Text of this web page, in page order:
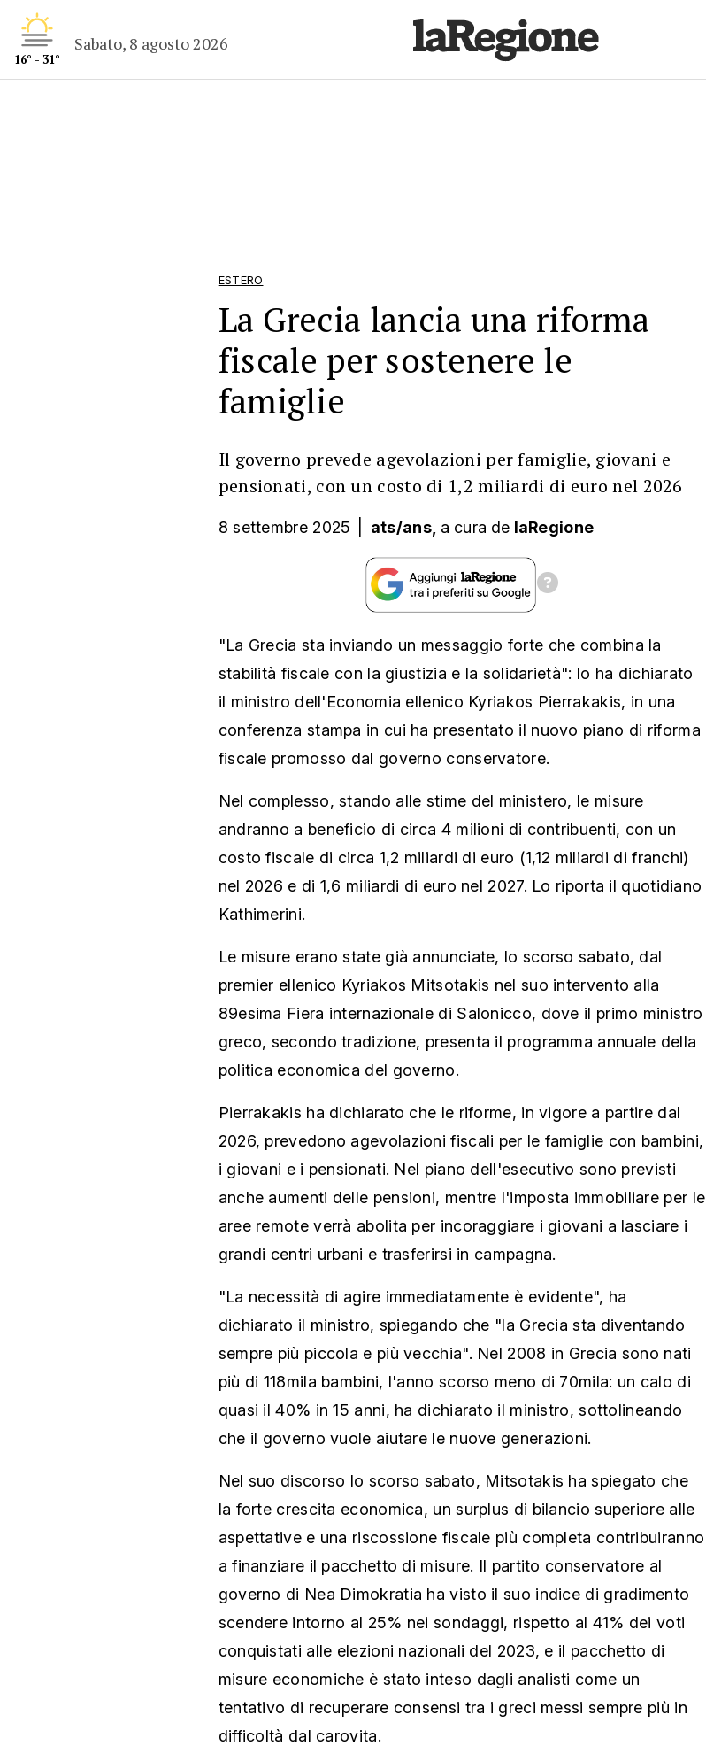
16° - 31°
Sabato, 8 agosto 2026
ESTERO
La Grecia lancia una riforma
fiscale per sostenere le
famiglie
Il governo prevede agevolazioni per famiglie, giovani e
pensionati, con un costo di 1,2 miliardi di euro nel 2026
8 settembre 2025 ats/ans, a cura de laRegione
"La Grecia sta inviando un messaggio forte che combina la
stabilità fiscale con la giustizia e la solidarietà": lo ha dichiarato
il ministro dell'Economia ellenico Kyriakos Pierrakakis, in una
conferenza stampa in cui ha presentato il nuovo piano di riforma
fiscale promosso dal governo conservatore.
Nel complesso, stando alle stime del ministero, le misure
andranno a beneficio di circa 4 milioni di contribuenti, con un
costo fiscale di circa 1,2 miliardi di euro (1,12 miliardi di franchi)
nel 2026 e di 1,6 miliardi di euro nel 2027. Lo riporta il quotidiano
Kathimerini.
Le misure erano state già annunciate, lo scorso sabato, dal
premier ellenico Kyriakos Mitsotakis nel suo intervento alla
89esima Fiera internazionale di Salonicco, dove il primo ministro
greco, secondo tradizione, presenta il programma annuale della
politica economica del governo.
Pierrakakis ha dichiarato che le riforme, in vigore a partire dal
2026, prevedono agevolazioni fiscali per le famiglie con bambini,
i giovani e i pensionati. Nel piano dell'esecutivo sono previsti
anche aumenti delle pensioni, mentre l'imposta immobiliare per le
aree remote verrà abolita per incoraggiare i giovani a lasciare i
grandi centri urbani e trasferirsi in campagna.
"La necessità di agire immediatamente è evidente", ha
dichiarato il ministro, spiegando che "la Grecia sta diventando
sempre più piccola e più vecchia". Nel 2008 in Grecia sono nati
più di 118mila bambini, l'anno scorso meno di 70mila: un calo di
quasi il 40% in 15 anni, ha dichiarato il ministro, sottolineando
che il governo vuole aiutare le nuove generazioni.
Nel suo discorso lo scorso sabato, Mitsotakis ha spiegato che
la forte crescita economica, un surplus di bilancio superiore alle
aspettative e una riscossione fiscale più completa contribuiranno
a finanziare il pacchetto di misure. Il partito conservatore al
governo di Nea Dimokratia ha visto il suo indice di gradimento
scendere intorno al 25% nei sondaggi, rispetto al 41% dei voti
conquistati alle elezioni nazionali del 2023, e il pacchetto di
misure economiche è stato inteso dagli analisti come un
tentativo di recuperare consensi tra i greci messi sempre più in
difficoltà dal carovita.